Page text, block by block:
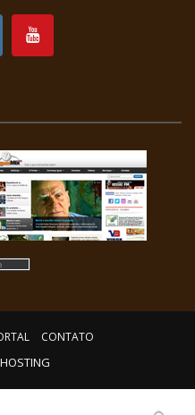
CONTATO